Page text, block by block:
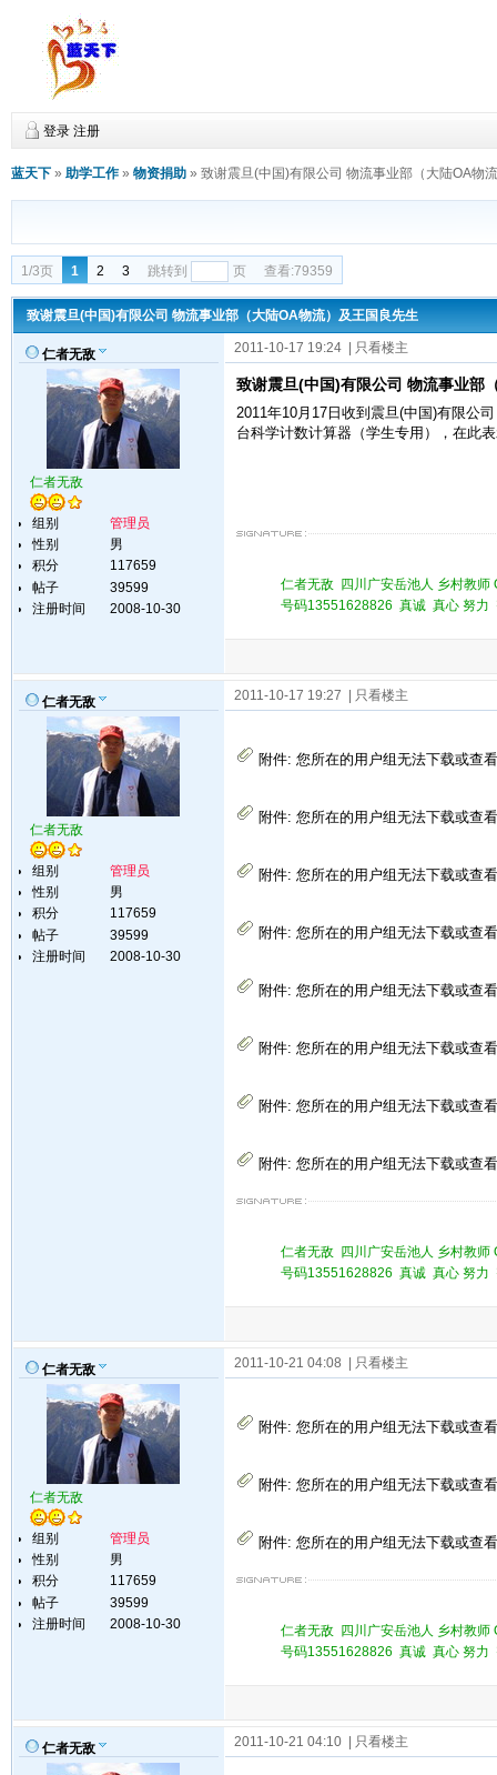
登录 注册
蓝天下» 助学工作» 物资捐助» 致谢震旦(中国)有限公司 物流事业部（大陆OA物
1/3页 1 2 3 跳转到 页 查看:79359
致谢震旦(中国)有限公司 物流事业部（大陆OA物流）及王国良先生
仁者无敌
仁者无敌
组别
管理员
性别
男
积分
117659
帖子
39599
注册时间
2008-10-30
2011-10-17 19:24 | 只看楼主
致谢震旦(中国)有限公司 物流事业部
2011年10月17日收到震旦(中国)有限公
台科学计数计算器（学生专用），在此
仁者无敌 四川广安岳池人 乡村教
号码13551628826 真诚 真心 努
仁者无敌
仁者无敌
组别
管理员
性别
男
积分
117659
帖子
39599
注册时间
2008-10-30
2011-10-17 19:27 | 只看楼主
附件: 您所在的用户组无法下载或查
附件: 您所在的用户组无法下载或查
附件: 您所在的用户组无法下载或查
附件: 您所在的用户组无法下载或查
附件: 您所在的用户组无法下载或查
附件: 您所在的用户组无法下载或查
附件: 您所在的用户组无法下载或查
附件: 您所在的用户组无法下载或查
仁者无敌 四川广安岳池人 乡村教
号码13551628826 真诚 真心 努
仁者无敌
仁者无敌
组别
管理员
性别
男
积分
117659
帖子
39599
注册时间
2008-10-30
2011-10-21 04:08 | 只看楼主
附件: 您所在的用户组无法下载或查
附件: 您所在的用户组无法下载或查
附件: 您所在的用户组无法下载或查
仁者无敌 四川广安岳池人 乡村教
号码13551628826 真诚 真心 努
仁者无敌 2011-10-21 04:10 | 只看楼主